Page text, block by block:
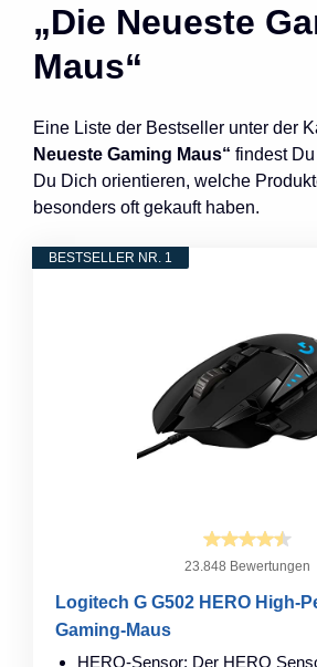
„Die Neueste
Maus“
Eine Liste der Bestseller unter der
Neueste Gaming Maus“ findest
Du Dich orientieren, welche
besonders oft gekauft haben.
BESTSELLER NR. 1
23.848 Bewertungen
Logitech G G502 HERO High-
Gaming-Maus
HERO-Sensor: Der HERO